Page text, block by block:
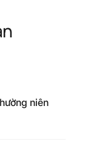
niên